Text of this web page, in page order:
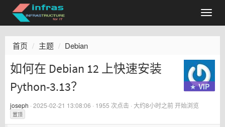
首页 主题 Debian
★ VIP
如何在 Debian 12 上快速安装
Python-3.13？
joseph · 2025-02-21 13:08:06 · 1955 次点击 · 大约8小时之前开始浏览
置顶